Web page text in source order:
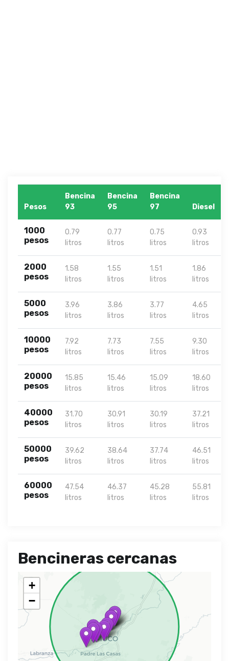
Pesos
Bencina
93
Bencina
95
Bencina
97
Diesel
1000
pesos
0.79
litros
0.77
litros
0.75
litros
0.93
litros
2000
pesos
1.58
litros
1.55
litros
1.51
litros
1.86
litros
5000
pesos
3.96
litros
3.86
litros
3.77
litros
4.65
litros
10000
pesos
7.92
litros
7.73
litros
7.55
litros
9.30
litros
20000
pesos
15.85
litros
15.46
litros
15.09
litros
18.60
litros
40000
pesos
31.70
litros
30.91
litros
30.19
litros
37.21
litros
50000
pesos
39.62
litros
38.64
litros
37.74
litros
46.51
litros
60000
pesos
47.54
litros
46.37
litros
45.28
litros
55.81
litros
Bencineras cercanas
+
−